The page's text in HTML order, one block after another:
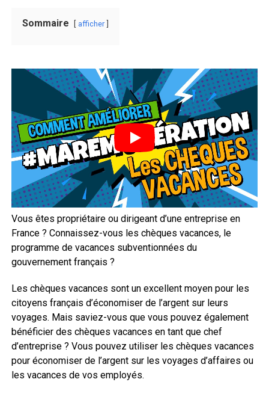
Sommaire afficher
Vous êtes propriétaire ou dirigeant d’une entreprise en
France ? Connaissez-vous les chèques vacances, le
programme de vacances subventionnées du
gouvernement français ?
Les chèques vacances sont un excellent moyen pour les
citoyens français d’économiser de l’argent sur leurs
voyages. Mais saviez-vous que vous pouvez également
bénéficier des chèques vacances en tant que chef
d’entreprise ? Vous pouvez utiliser les chèques vacances
pour économiser de l’argent sur les voyages d’affaires ou
les vacances de vos employés.